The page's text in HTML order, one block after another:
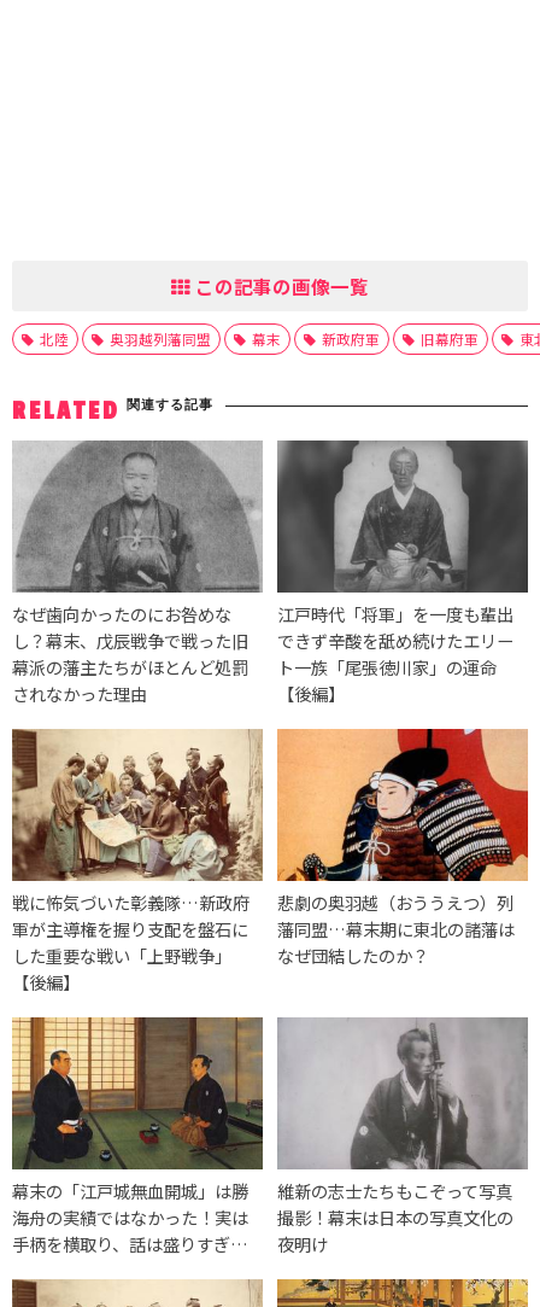
この記事の画像一覧
北陸 奥羽越列藩同盟 幕末 新政府軍 旧幕府軍 東
RELATED 関連する記事
なぜ歯向かったのにお咎めな
し？幕末、戊辰戦争で戦った旧
幕派の藩主たちがほとんど処罰
されなかった理由
江戸時代「将軍」を一度も輩出
できず辛酸を舐め続けたエリー
ト一族「尾張徳川家」の運命
【後編】
戦に怖気づいた彰義隊…新政府
軍が主導権を握り支配を盤石に
した重要な戦い「上野戦争」
【後編】
悲劇の奥羽越（おううえつ）列
藩同盟…幕末期に東北の諸藩は
なぜ団結したのか？
幕末の「江戸城無血開城」は勝
海舟の実績ではなかった！実は
手柄を横取り、話は盛りすぎ…
維新の志士たちもこぞって写真
撮影！幕末は日本の写真文化の
夜明け